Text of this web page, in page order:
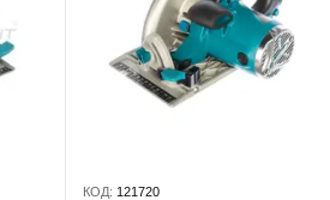
КОД: 121720